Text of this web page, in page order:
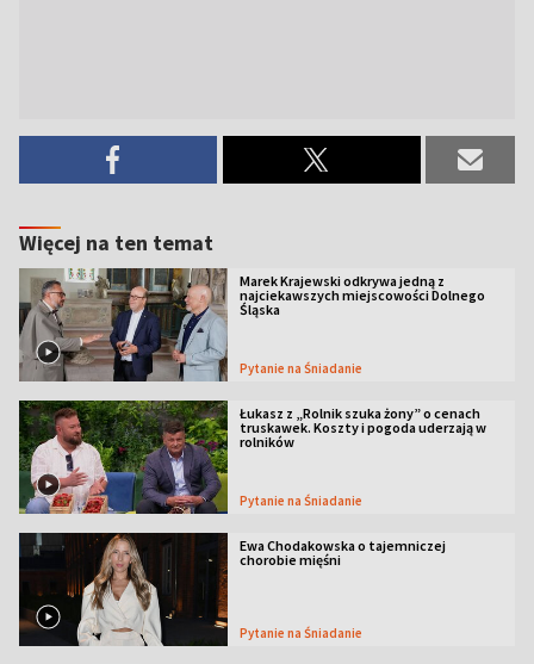
Więcej na ten temat
Marek Krajewski odkrywa jedną z
najciekawszych miejscowości Dolnego
Śląska
Pytanie na Śniadanie
Łukasz z „Rolnik szuka żony” o cenach
truskawek. Koszty i pogoda uderzają w
rolników
Pytanie na Śniadanie
Ewa Chodakowska o tajemniczej
chorobie mięśni
Pytanie na Śniadanie